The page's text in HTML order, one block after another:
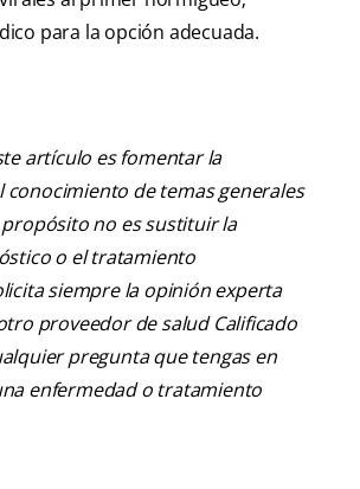
para la opción adecuada.
artículo es fomentar la
conocimiento de temas generales
no es sustituir la
o el tratamiento
siempre la opinión experta
proveedor de salud Calificado
pregunta que tengas en
enfermedad o tratamiento